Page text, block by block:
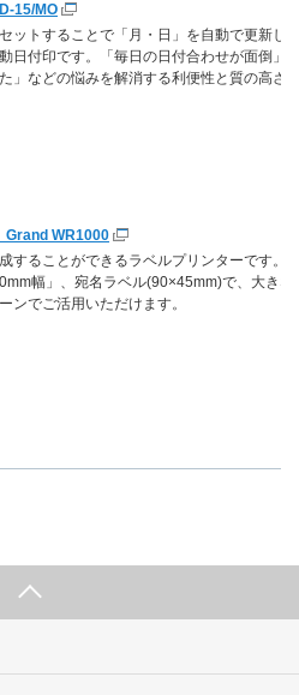
15/MO
ットすることで「月・日」を自動で更新し
日付印です。「毎日の日付合わせが面倒」
」などの悩みを解消する利便性と質の高さ
Grand WR1000
することができるラベルプリンターです。
幅」、宛名ラベル(90×45mm)で、大きな
ンでご活用いただけます。